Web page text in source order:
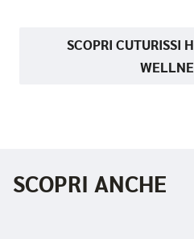
SCOPRI CUTURISSI
SCOPRI ANCHE